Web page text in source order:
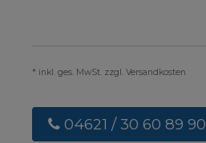
* inkl. ges. MwSt. zzgl. Versandkosten
04621 / 30 60 89 90